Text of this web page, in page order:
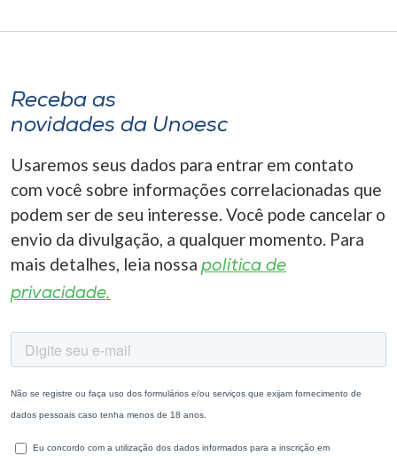
Receba as
novidades da Unoesc
Usaremos seus dados para entrar em contato
com você sobre informações correlacionadas que
podem ser de seu interesse. Você pode cancelar o
envio da divulgação, a qualquer momento. Para
mais detalhes, leia nossa política de
privacidade.